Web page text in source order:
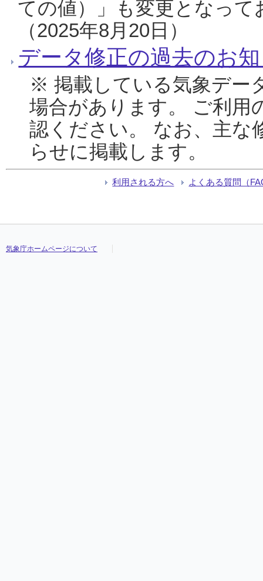
ての値）」も変更となっ
（2025年8月20日）
データ修正の過去のお
※ 掲載している気象デー
場合があります。 ご利用
認ください。 なお、主な
らせに掲載します。
利用される方へ よくある質問（
気象庁ホームページについて